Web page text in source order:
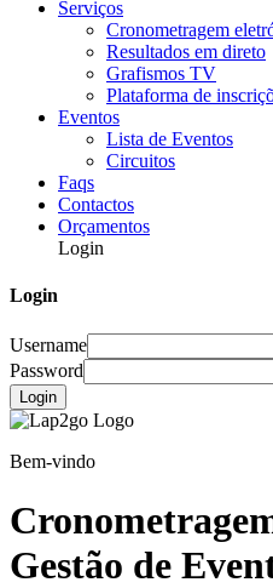
Serviços
Cronometragem
Resultados em direto
Grafismos TV
Plataforma de
Eventos
Lista de Eventos
Circuitos
Faqs
Contactos
Orçamentos
Login
Login
Username
Password
Login
Bem-vindo
Gestão de